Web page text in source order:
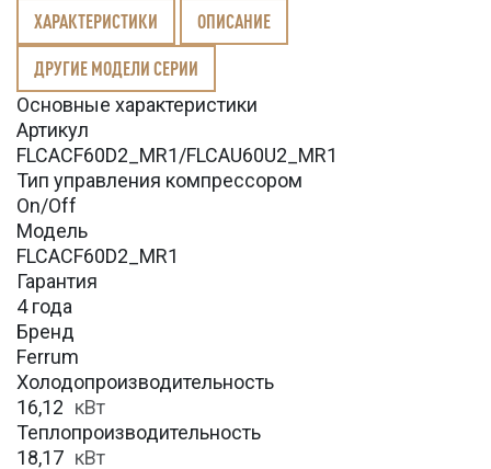
ХАРАКТЕРИСТИКИ ОПИСАНИЕ
ДРУГИЕ МОДЕЛИ СЕРИИ
Основные характеристики
Артикул
FLCACF60D2_MR1/FLCAU60U2_MR1
Тип управления компрессором
On/Off
Модель
FLCACF60D2_MR1
Гарантия
4 года
Бренд
Ferrum
Холодопроизводительность
16,12 кВт
Теплопроизводительность
18,17 кВт